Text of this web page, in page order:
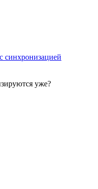
синхронизацией
уже?